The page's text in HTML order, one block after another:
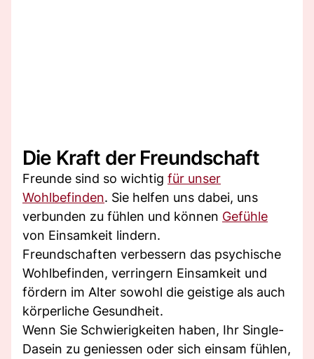
Die Kraft der Freundschaft
Freunde sind so wichtig für unser
Wohlbefinden. Sie helfen uns dabei, uns
verbunden zu fühlen und können Gefühle
von Einsamkeit lindern.
Freundschaften verbessern das psychische
Wohlbefinden, verringern Einsamkeit und
fördern im Alter sowohl die geistige als auch
körperliche Gesundheit.
Wenn Sie Schwierigkeiten haben, Ihr Single-
Dasein zu geniessen oder sich einsam fühlen,